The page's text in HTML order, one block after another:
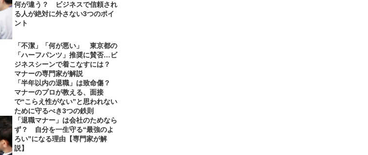
何が違う？ ビジネスで信頼され
る人が絶対に外さない3つのポイ
ント
「不潔」「何が悪い」 東京都の
「ハーフパンツ」推奨に賛否…ビ
ジネスシーンで着こなすには？
マナーの専門家が解説
「半年以内の退職」は致命傷？
マナーのプロが教える、面接
で“こらえ性がない”と思われない
ために守るべき3つの鉄則
「退職マナー」は会社のためなら
ず？ 自分を一生守る“最強のよ
ろい”になる理由【専門家が解
説】